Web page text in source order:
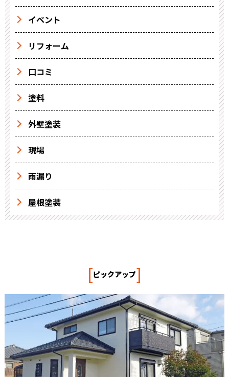
イベント
リフォーム
口コミ
塗料
外壁塗装
現場
雨漏り
屋根塗装
[ピックアップ]